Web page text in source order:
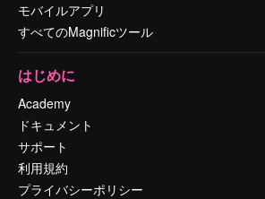
モバイルアプリ
すべてのMagnificツール
はじめに
Academy
ドキュメント
サポート
利用規約
プライバシーポリシー